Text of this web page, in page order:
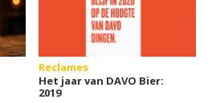
Reclames
Het jaar van DAVO Bier:
2019